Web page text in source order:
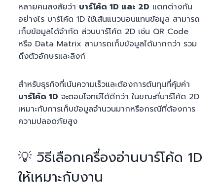
หลายคนสงสัยว่า บาร์โค้ด 1D และ 2D แตกต่างกัน
อย่างไร บาร์โค้ด 1D ใช้เส้นแนวนอนแทนข้อมูล สามารถ
เก็บข้อมูลได้จำกัด ส่วนบาร์โค้ด 2D เช่น QR Code
หรือ Data Matrix สามารถเก็บข้อมูลได้มากกว่า รวม
ถึงตัวอักษรและลิงก์
สำหรับธุรกิจที่เน้นความเร็วและต้องการต้นทุนที่คุ้มค่า
บาร์โค้ด 1D จะตอบโจทย์ได้ดีกว่า ในขณะที่บาร์โค้ด 2D
เหมาะกับการเก็บข้อมูลจำนวนมากหรือกรณีที่ต้องการ
ความปลอดภัยสูง
💡 วิธีเลือกเครื่องอ่านบาร์โค้ด 1D
ให้เหมาะกับงาน